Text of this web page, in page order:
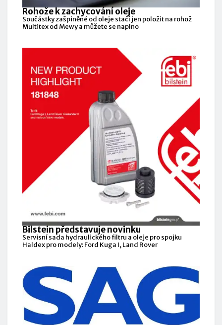
Rohože k zachycování oleje
Součástky zašpiněné od oleje stačí jen položit na rohož
Multitex od Mewy a můžete se naplno
Bilstein představuje novinku
Servisní sada hydraulického filtru a oleje pro spojku
Haldex pro modely: Ford Kuga I, Land Rover